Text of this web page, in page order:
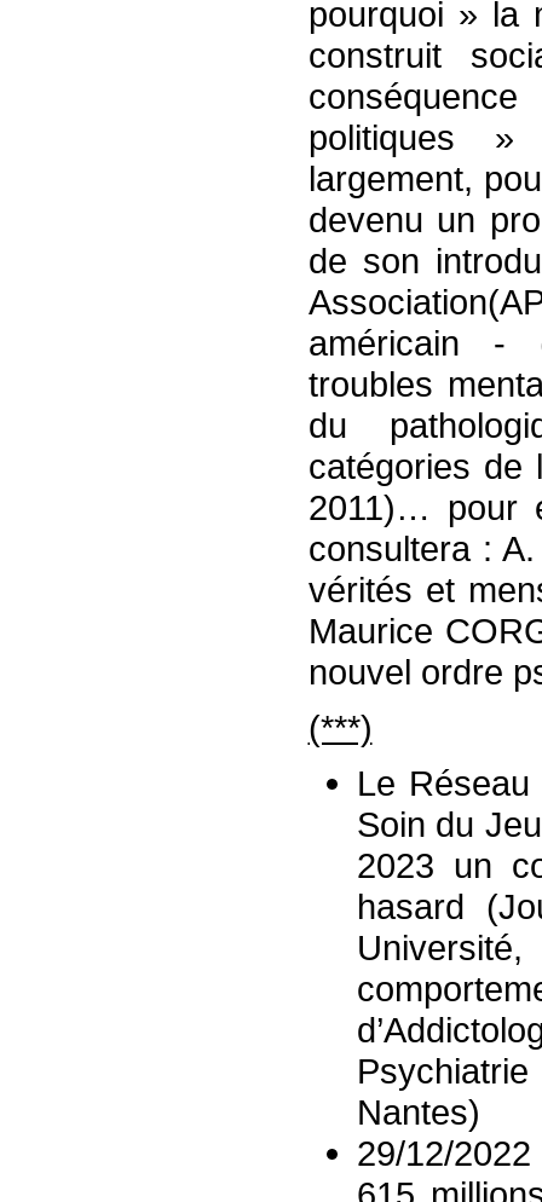
pourquoi » la
construit
politiques »
largement,
devenu un
de son
américain -
troubles
du
catégories de
2011)… pour
consultera :
vérités et
Maurice
nouvel ordre
(***)
Le
Soin du
2023 un
hasard
Nantes)
29/12/